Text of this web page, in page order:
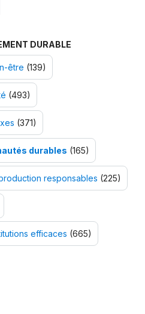
DURABLE
être (139)
(493)
(371)
durables (165)
responsables (225)
efficaces (665)